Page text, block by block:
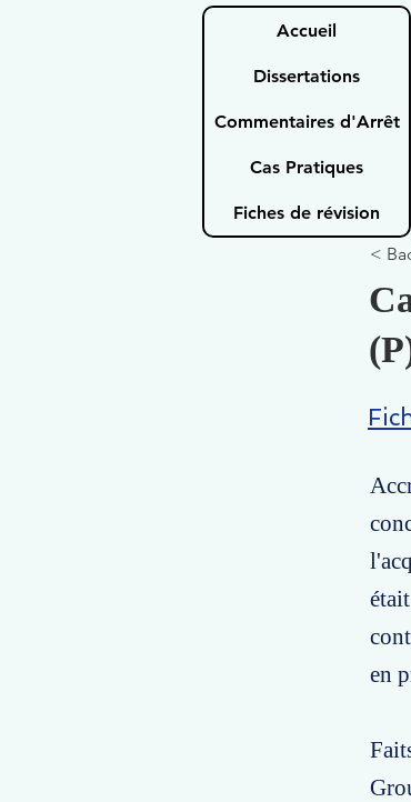
Accueil
Dissertations
Commentaires d'Arrêt
Cas Pratiques
Fiches de révision
<
en